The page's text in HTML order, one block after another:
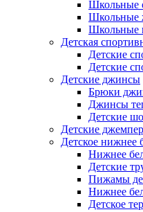
Школьные
Школьные
Школьные
Детская
Детские
Детские
Детские джинсы
Брюки
Джинсы
Детские
Детские
Детское нижнее
Нижнее
Детские
Пижамы
Нижнее
Детское